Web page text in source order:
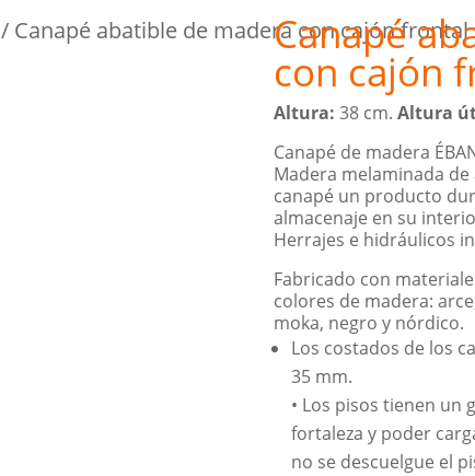
/ Canapé abatible de madera con cajón frontal
Canapé
con cajón
Altura: 38 cm.Altura
Canapé de madera
Madera melaminada
canapé un producto
almacenaje en su
Herrajes e hidráulicos
Fabricado con
colores de madera:
moka, negro y nórdico.
Los costados de los
35 mm.
• Los pisos tienen un
fortaleza y poder
no se descuelgue el